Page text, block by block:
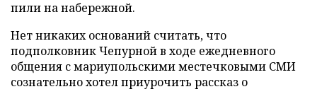
пили на набережной.
Нет никаких оснований считать, что
подполковник Чепурной в ходе ежедневного
общения с мариупольскими местечковыми СМИ
сознательно хотел приурочить рассказ о